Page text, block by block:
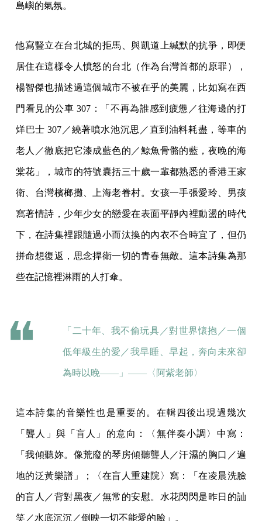
島嶼的氣氛。
他寫豎立在台北城的拒馬、與凱道上緘默的抗爭，即便
居住在這樣令人憤怒的台北（作為台灣首都的原罪），
楊智傑也描述過這個城市不被在乎的美麗，比如寫在西
門看見的公車 307：「不再為誰感到疲憊／往海邊的打
烊巴士 307／繞著噴水池沉思／直到油料耗盡，等車的
老人／徹底把它漆成藍色的／鯨魚骨骼的藍，夜晚的海
棠花」，城市的符號囊括三十歲一輩都熟悉的香港王家
衛、台灣檳榔攤、上海老眷村。女孩一手張愛玲、男孩
寫著情詩，少年少女的戀愛在表面平靜內裡動盪的時代
下，在詩集裡跟隨過小而汰換的內衣不合時宜了，但仍
拼命想復返，思念捍衛一切的青春無敵。這本詩集為那
些在記憶裡淋雨的人打傘。
「二十年、我不偷玩具／對世界懷抱／一個
低年級生的愛／我早睡、早起，奔向未來卻
為時以晚——」——〈阿紫老師〉
這本詩集的音樂性也是重要的。在輯四後出現過幾次
「聾人」與「盲人」的意向：〈無伴奏小調〉中寫：
「我傾聽妳。像荒廢的琴房傾聽聾人／汗濕的胸口／遍
地的泛黃樂譜」；〈在盲人重建院〉寫：「在凌晨洗臉
的盲人／背對黑夜／無常的安慰。水花閃閃是昨日的訕
笑／水底沉沉／倒映一切不能愛的臉」。